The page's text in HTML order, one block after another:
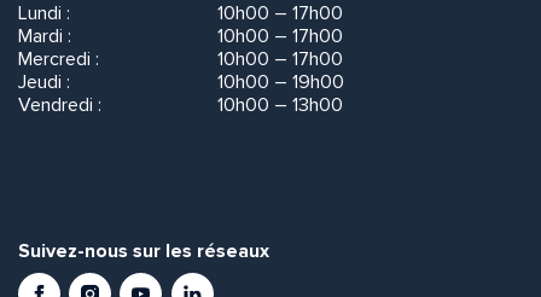
Lundi :
10h00 – 17h00
Mardi :
10h00 – 17h00
Mercredi :
10h00 – 17h00
Jeudi :
10h00 – 19h00
Vendredi :
10h00 – 13h00
Suivez-nous sur les réseaux
FacebookInstagramYoutubeLinkedIn